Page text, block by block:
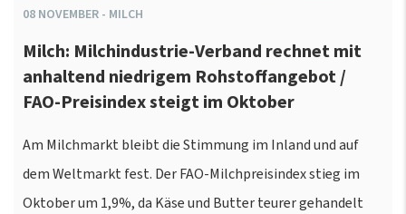
08 NOVEMBER - MILCH
Milch: Milchindustrie-Verband rechnet mit
anhaltend niedrigem Rohstoffangebot /
FAO-Preisindex steigt im Oktober
Am Milchmarkt bleibt die Stimmung im Inland und auf
dem Weltmarkt fest. Der FAO-Milchpreisindex stieg im
Oktober um 1,9%, da Käse und Butter teurer gehandelt